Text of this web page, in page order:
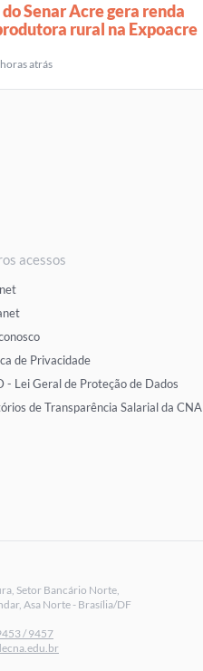
Senar Acre gera renda
rural na Expoacre
atrás
acessos
de Privacidade
- Lei Geral de Proteção de Dados
de Transparência Salarial da CNA
Setor Bancário Norte,
Asa Norte - Brasília/DF
/ 9457